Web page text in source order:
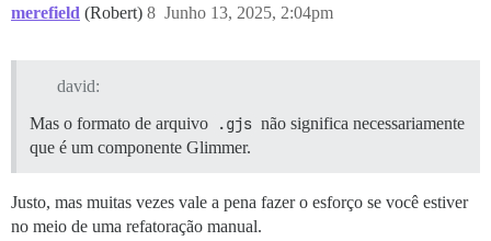
merefield (Robert) Junho 13, 2025, 2:04pm
8
david:
Mas o formato de arquivo
.gjs não significa necessariamente
que é um componente Glimmer.
Justo, mas muitas vezes vale a pena fazer o esforço se você estiver
no meio de uma refatoração manual.